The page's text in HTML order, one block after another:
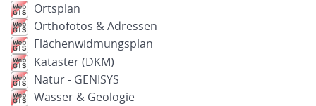
Ortsplan
Orthofotos & Adressen
Flächenwidmungsplan
Kataster (DKM)
Natur - GENISYS
Wasser & Geologie